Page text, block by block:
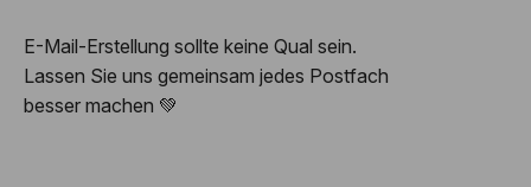
E-Mail-Erstellung sollte keine Qual sein.
Lassen Sie uns gemeinsam jedes Postfach
besser machen 💚